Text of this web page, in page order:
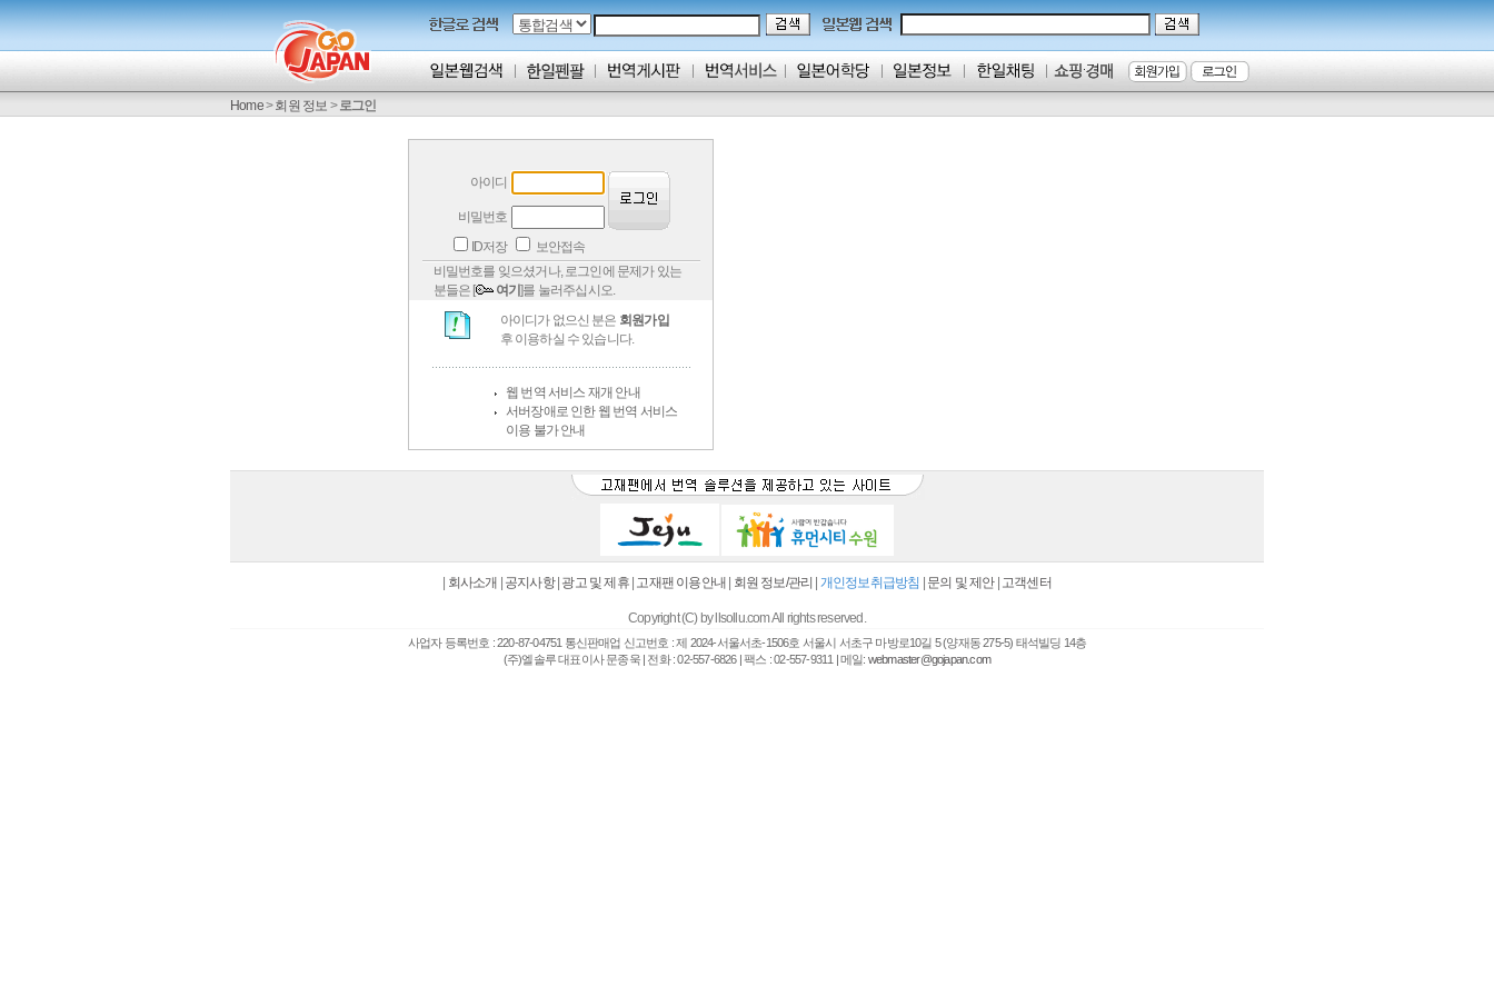
Home>회원 정보 >로그인
아이디
비밀번호
ID저장
보안접속
비밀번호를 잊으셨거나, 로그인에 문제가 있는
분들은 [
여기]를 눌러주십시오.
아이디가 없으신 분은 회원가입
후 이용하실 수 있습니다.
웹 번역 서비스 재개 안내
서버장애로 인한 웹 번역 서비스
이용 불가 안내
회사소개 공지사항| 광고 및 제휴| 고재팬 이용안내 회원 정보/관리 개인정보취급방침 문의 및 제안| 고객센터
Copyright (C) by llsollu.com All rights reserved.
사업자 등록번호 : 220-87-04751 통신판매업 신고번호 : 제 2024-서울서초-1506호 서울시 서초구 마방로10길 5 (양재동 275-5) 태석빌딩 14층
(주)엘솔루 대표이사 문종욱 | 전화 : 02-557-6826 | 팩스 : 02-557-9311 | 메일: webmaster@gojapan.com